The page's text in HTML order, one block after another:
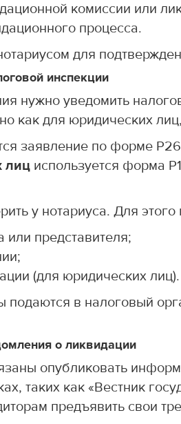
комиссии или
процесса.
для
инспекции
нужно уведомить
как для юридических
заявление по форме
лиц используется форма
у нотариуса. Для этого
или представителя;
(для юридических лиц).
в налоговый
о ликвидации
опубликовать
таких как «Вестник
предъявить свои